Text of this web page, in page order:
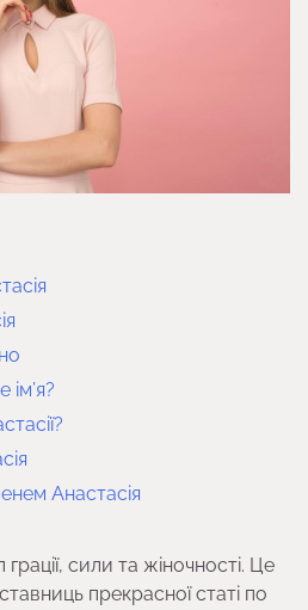
ім’я?
Анастасія
грації, сили та жіночності. Це
прекрасної статі по